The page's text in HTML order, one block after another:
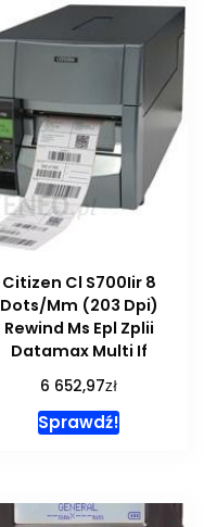
Citizen Cl S700Iir 8
Dots/Mm (203 Dpi)
Rewind Ms Epl Zplii
Datamax Multi If
6 652,97zł
Sprawdź!